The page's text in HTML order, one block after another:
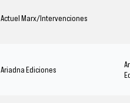
Actuel Marx/Intervenciones
Ariadna Ediciones